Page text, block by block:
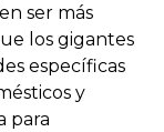
ser más
los gigantes
específicas
y
para